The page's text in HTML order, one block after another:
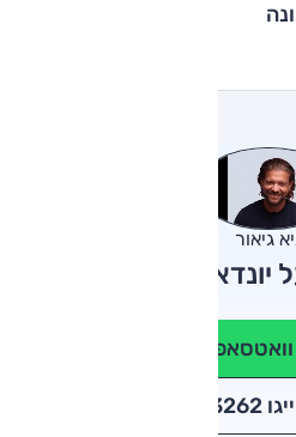
גיאור
איוניק 5?
וואטסאפ
3262